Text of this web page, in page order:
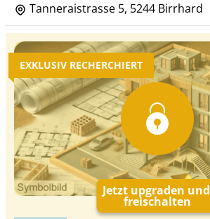
Tanneraistrasse 5, 5244 Birrhard
EXKLUSIV RECHERCHIERT
Jetzt upgraden und
freischalten